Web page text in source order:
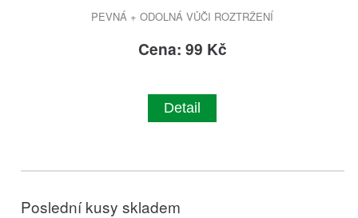
PEVNÁ + ODOLNÁ VŮČI ROZTRŽENÍ
Cena: 99 Kč
Detail
Poslední kusy skladem